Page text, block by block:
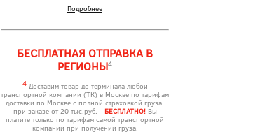
Подробнее
БЕСПЛАТНАЯ ОТПРАВКА В
РЕГИОНЫ4
4Доставим товар до терминала любой
транспортной компании (ТК) в Москве по тарифам
доставки по Москве с полной страховкой груза,
при заказе от 20 тыс.руб. - БЕСПЛАТНО!Вы
платите только по тарифам самой транспортной
компании при получении груза.